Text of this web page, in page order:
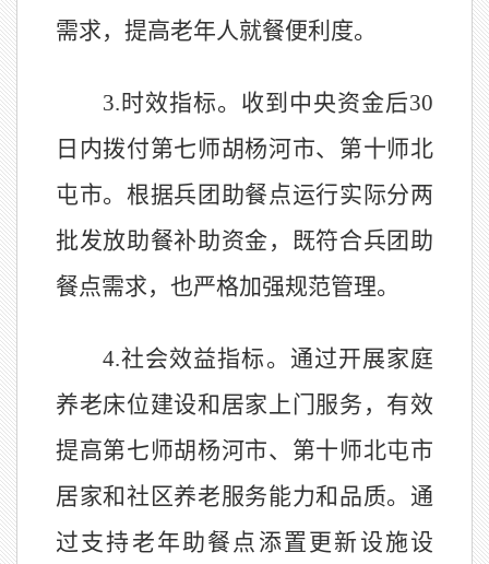
需求，提高老年人就餐便利度。
3. 时效指标。收到中央资金后30
日内拨付第七师胡杨河市、第十师北
屯市。根据兵团助餐点运行实际分两
批发放助餐补助资金，既符合兵团助
餐点需求，也严格加强规范管理。
4.社会效益指标。通过开展家庭
养老床位建设和居家上门服务，有效
提高第七师胡杨河市、第十师北屯市
居家和社区养老服务能力和品质。通
过支持老年助餐点添置更新设施设